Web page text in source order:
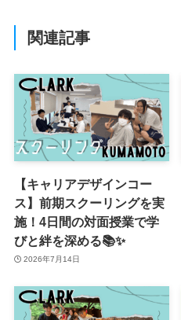
関連記事
【キャリアデザインコー
ス】前期スクーリングを実
施！4日間の対面授業で学
びと絆を深める📚✨
2026年7月14日